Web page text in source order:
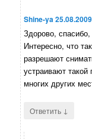
Shine-ya
Здорово,
Интересно, что
разрешают
устраивают такой
многих других
Ответить ↓